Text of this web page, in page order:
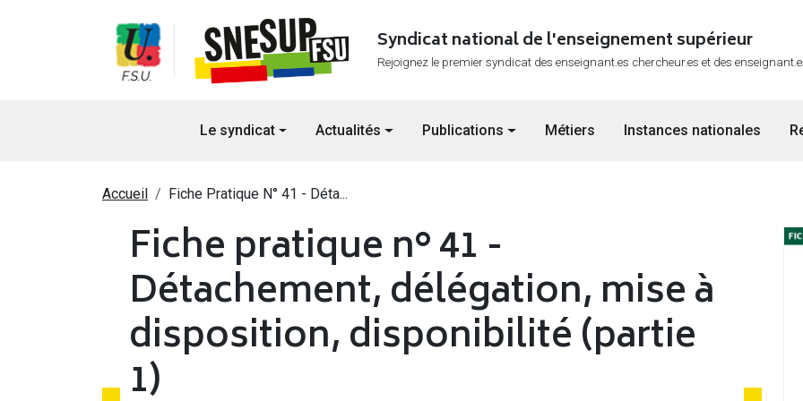
Syndicat national de l'enseignement supérieur
Rejoignez le premier syndicat des enseignant.es chercheur.es et des
Le syndicat Actualités Publications Métiers Instances nationales
Fil d'Ariane
Accueil Fiche Pratique N° 41 - Déta...
Fiche pratique n° 41 -
Détachement, délégation, mise à
disposition, disponibilité (partie
1)